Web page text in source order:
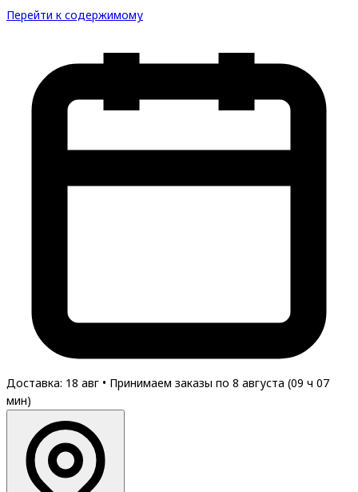
Перейти к содержимому
Доставка: 18 авг • Принимаем заказы по 8 августа (09 ч 07
мин)